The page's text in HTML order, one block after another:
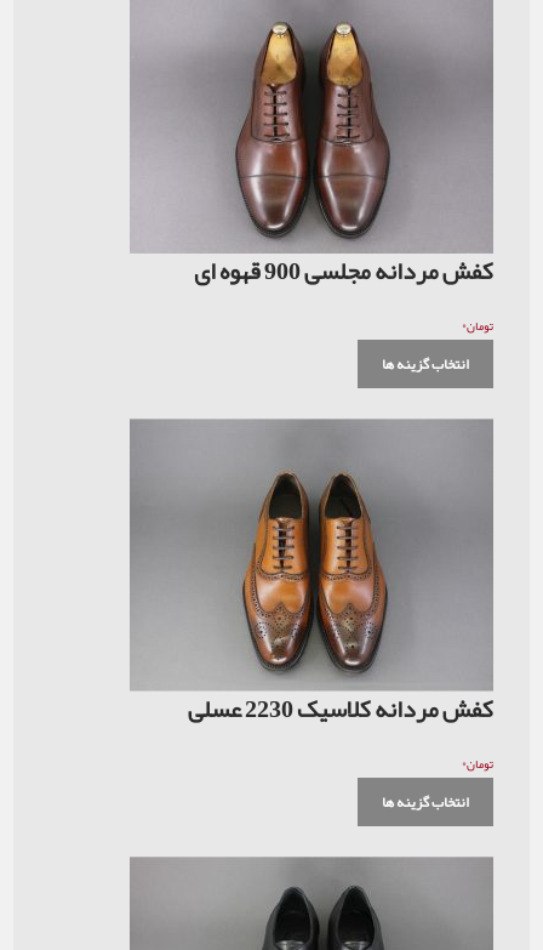
کفش مردانه مجلسی 900 قهوه ای
تومان۰
انتخاب گزینه ها
کفش مردانه کلاسیک 2230 عسلی
تومان۰
انتخاب گزینه ها